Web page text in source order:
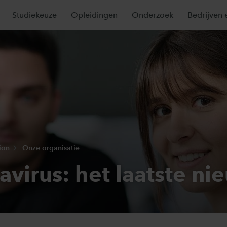
Studiekeuze Opleidingen Onderzoek Bedrijven
Onze organisatie
het laatste